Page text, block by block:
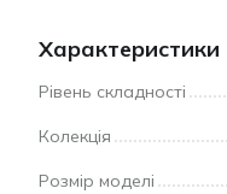
Характеристики
Рівень складності
Колекція
Розмір моделі